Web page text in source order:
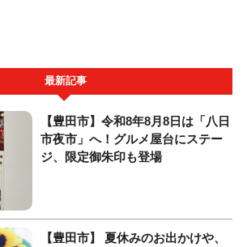
最新記事
【豊田市】令和8年8月8日は「八日
市夜市」へ！グルメ屋台にステー
ジ、限定御朱印も登場
【豊田市】 夏休みのお出かけや、